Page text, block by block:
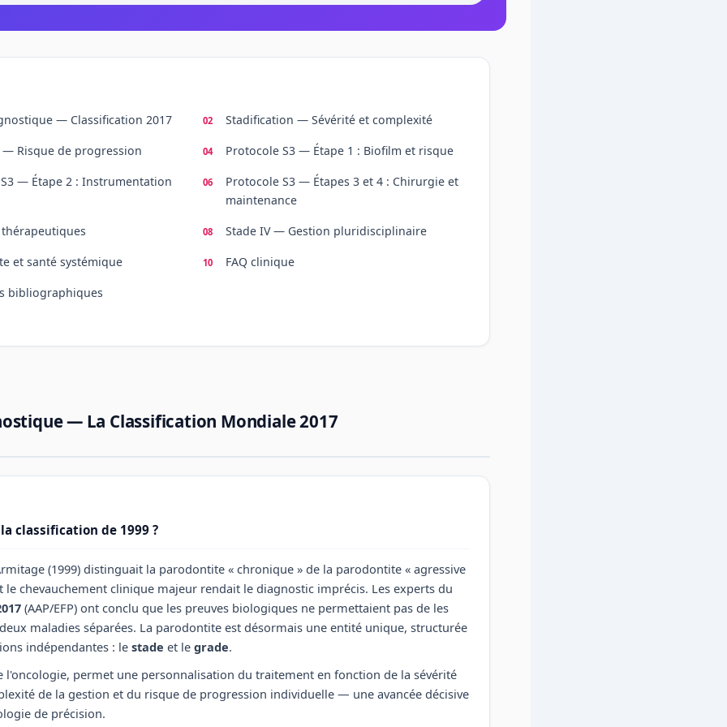
— Classification 2017
Stadification — Sévérité et complexité
Risque de progression
Protocole S3 — Étape 1 : Biofilm et risque
— Étape 2 : Instrumentation
Protocole S3 — Étapes 3 et 4 : Chirurgie et
maintenance
Stade IV — Gestion pluridisciplinaire
et santé systémique
FAQ clinique
bibliographiques
— La Classification Mondiale 2017
classification de 1999 ?
(1999) distinguait la parodontite « chronique » de la parodontite « agressive
le chevauchement clinique majeur rendait le diagnostic imprécis. Les experts du
(AAP/EFP) ont conclu que les preuves biologiques ne permettaient pas de les
maladies séparées. La parodontite est désormais une entité unique, structurée
indépendantes : le stade et le grade.
l'oncologie, permet une personnalisation du traitement en fonction de la sévérité
de la gestion et du risque de progression individuelle — une avancée décisive
de précision.